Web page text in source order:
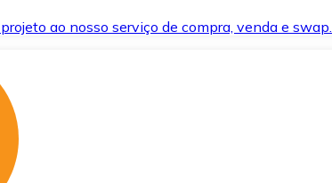
ao nosso serviço de compra, venda e swap.